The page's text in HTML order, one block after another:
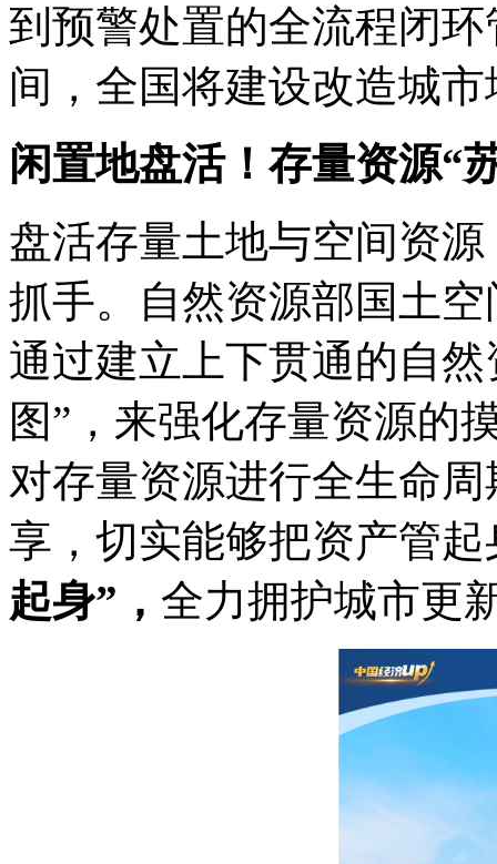
到预警处置的全流程闭
间，全国将建设改造城
闲置地盘活！存量资源“
盘活存量土地与空间资
抓手。自然资源部国土
通过建立上下贯通的自
图”，来强化存量资源的
对存量资源进行全生命
享，切实能够把资产管起
起身”， 全力拥护城市更